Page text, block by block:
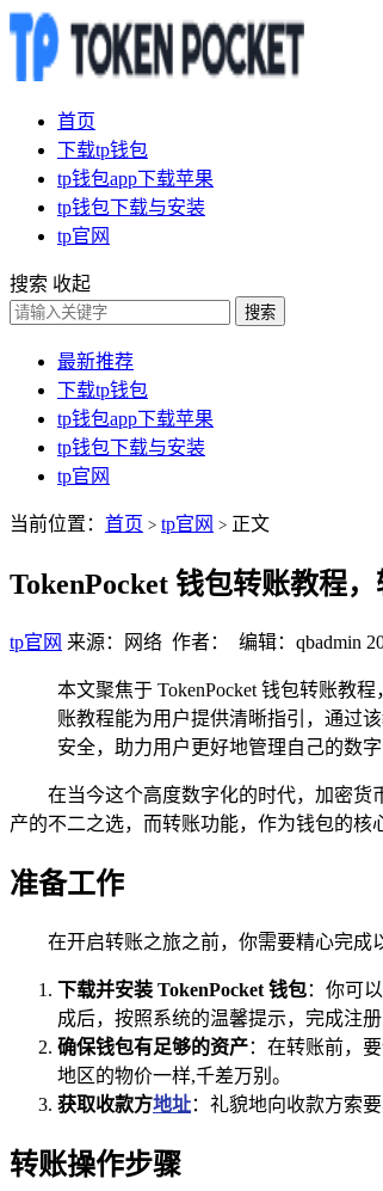
首页
下载tp钱包
tp钱包app下载苹果
tp钱包下载与安装
tp官网
搜索 收起
搜索
最新推荐
下载tp钱包
tp钱包app下载苹果
tp钱包下载与安装
tp官网
当前位置： 首页 > tp官网 > 正文
TokenPocket 钱包转账教程
tp官网 来源：网络 作者： 编辑：qbadmin
本文聚焦于 TokenPocket 钱包转账教
账教程能为用户提供清晰指引，通过
安全，助力用户更好地管理自己的数字
在当今这个高度数字化的时代，加密货
产的不二之选，而转账功能，作为钱包的核
准备工作
在开启转账之旅之前，你需要精心完成
下载并安装 TokenPocket 钱包：你可
成后，按照系统的温馨提示，完成注
确保钱包有足够的资产：在转账前，
地区的物价一样,千差万别。
获取收款方地址：礼貌地向收款方索
转账操作步骤